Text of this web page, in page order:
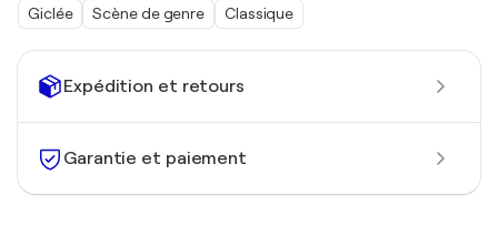
Expédition et retours
Garantie et paiement
Giclée Scène de genre Classique